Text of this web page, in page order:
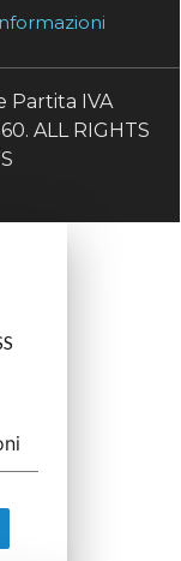
Partita IVA
ALL RIGHTS